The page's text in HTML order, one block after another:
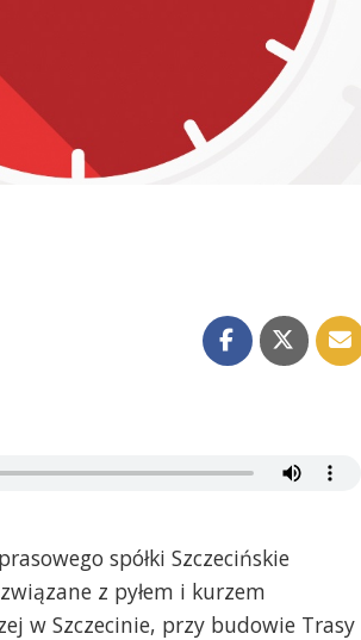
spółki Szczecińskie
z pyłem i kurzem
w Szczecinie, przy budowie Trasy